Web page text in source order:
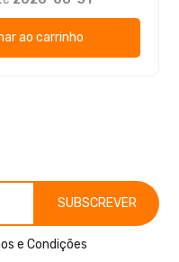
ao carrinho
SUBSCREVER
e Condições